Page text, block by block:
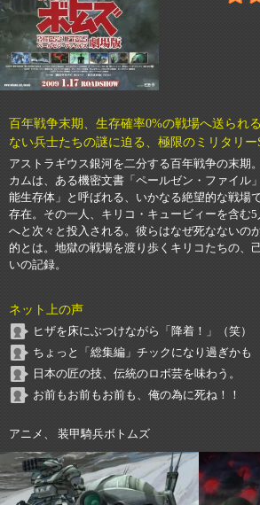
百年戦争末期、生存確率0%の戦場へ送られ
ない兵士たちの謎に迫る、極限のミリタリー
アストラギウス銀河を二分する百年戦争の末期
カムは、ある機密文書「ペールゼン・ファイル
能生存体」と呼ばれる、いかなる絶望的な戦場
存在。その一人、キリコ・キュービィーを含む
へと次々と投入される。彼らはなぜ死なないの
的とは。地獄の戦場を渡り歩くキリコたちの、
いの記録。
ネット上の声
ヒザを床にぶつけながら「降着！」（笑）
ちょっと「総集編」チックになり過ぎかも
日本の匠の技、伝統のロボ芸を味わう。
お前もお前もお前も、俺の為に死ね！！
アニメ、 装甲騎兵ボトムズ